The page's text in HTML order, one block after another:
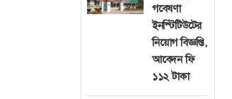
গবেষণা
ইনস্টিটিউটের
নিয়োগ বিজ্ঞপ্তি,
আবেদন ফি
১১২ টাকা